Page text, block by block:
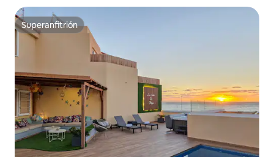
Superanfitrión
Superanfitrión